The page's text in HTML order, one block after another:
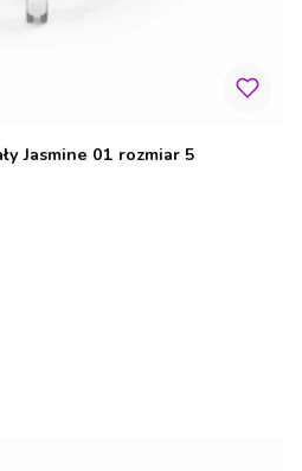
Jasmine 01 rozmiar 5